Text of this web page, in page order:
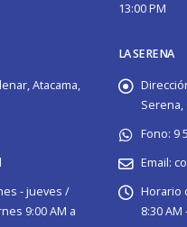
Atacama,
- jueves /
9:00 AM a
13:00 PM
LA SERENA
Serena,
Fono: 9
Email:
Horario
8:30